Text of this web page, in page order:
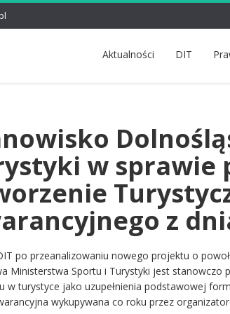
Aktualności DIT
w sprawie
z
po przeanalizowaniu nowego projektu o
Ministerstwa Sportu i Turystyki jest stanowczo
w turystyce jako uzupełnienia podstawowej
wykupywana co roku przez